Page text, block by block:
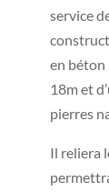
service
en béton
18m et
pierres
Il reliera